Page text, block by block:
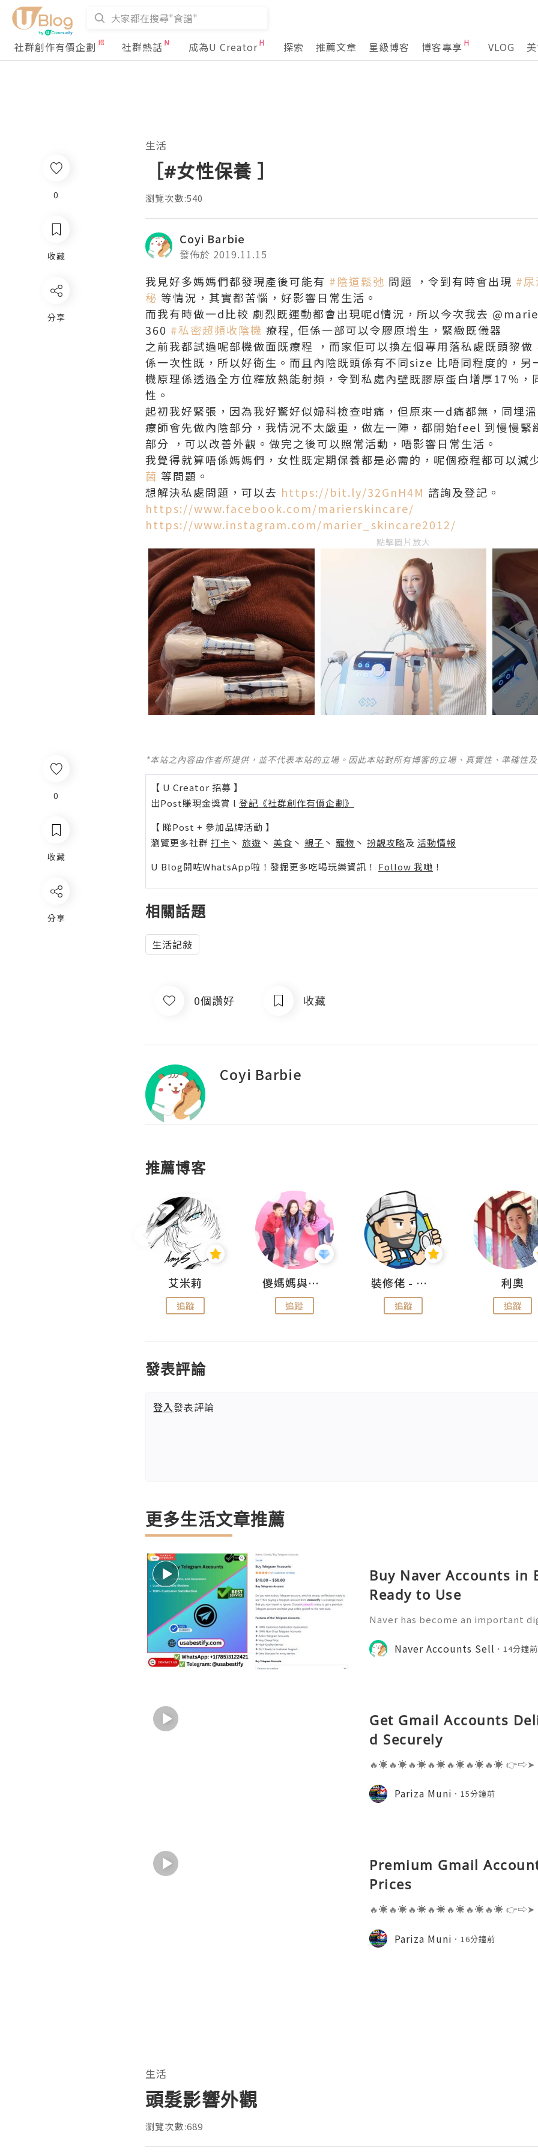
社群創作有價企劃 社群熱話 成為U Creator 探索 推薦文章 星級博客 博客專享 VLOG
0
收藏
分享
生活
［#女性保養 ］
瀏覽次數:540
Coyi Barbie
發佈於 2019.11.15
我見好多媽媽們都發現產後可能有 #陰道鬆弛 問題 ，令到有時會出現 #
秘 等情況，其實都苦惱，好影響日常生活。
而我有時做一d比較 劇烈既運動都會出現呢d情況，所以今次我去
360 #私密超頻收陰機 療程, 佢係一部可以令膠原增生，緊緻既儀器
之前我都試過呢部機做面既療程 ，而家佢可以換左個專用落私處既頭黎做
係一次性既，所以好衛生。而且內陰既頭係有不同size 比唔同程度的，另
機原理係透過全方位釋放熱能射頻，令到私處內壁既膠原蛋白增厚17％，
性。
起初我好緊張，因為我好驚好似婦科檢查咁痛，但原來一d痛都無，同埋
療師會先做內陰部分，我情況不太嚴重，做左一陣，都開始feel 到慢慢緊
部分 ，可以改善外觀。做完之後可以照常活動，唔影響日常生活。
我覺得就算唔係媽媽們，女性既定期保養都是必需的，呢個療程都可以減
菌 等問題。
想解決私處問題，可以去 https://bit.ly/32GnH4M 諮詢及登記。
https://www.facebook.com/marierskincare/
https://www.instagram.com/marier_skincare2012/
點擊圖片放大
*本站之內容由作者所提供，並不代表本站的立場。因此本站對所有博客的立場、真實性、準確性
【 U Creator 招募 】
出Post賺現金獎賞 l 登記《社群創作有價企劃》
【 睇Post + 參加品牌活動 】
瀏覽更多社群 打卡 丶 旅遊 丶 美食 丶 親子 丶 寵物 丶 扮靚攻略及 活動情報
U Blog開咗WhatsApp啦！發掘更多吃喝玩樂資訊！ Follow 我哋 ！
相關話題
生活記敍
0個讚好 收藏
Coyi Barbie
推薦博客
艾米莉
追蹤
儍媽媽與兩隻小魔怪之家
追蹤
裝修佬 - 香港一站式網上裝修平台
追蹤
利奧
追蹤
發表評論
登入發表評論
更多生活文章推薦
Buy Naver Accounts in
Ready to Use
Naver has become an important
y participation. Understanding
can help individuals, educ
Naver Accounts Sell 14分鐘前
Get Gmail Accounts
d Securely
🔥☀️🔥☀️🔥☀️🔥☀️🔥☀️🔥☀️🔥☀️ 👉⇨➤
ail.com 👉⇨➤ Visit To Website:
s one of the most widely used
Pariza Muni 15分鐘前
Premium Gmail
Prices
🔥☀️🔥☀️🔥☀️🔥☀️🔥☀️🔥☀️🔥☀️ 👉⇨➤
ail.com 👉⇨➤ Visit To Website:
s one of the most widely used
Pariza Muni 16分鐘前
0
收藏
分享
生活
頭髮影響外觀
瀏覽次數:689